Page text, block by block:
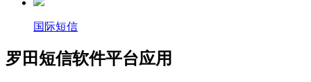
国际短信
罗田短信软件平台应用